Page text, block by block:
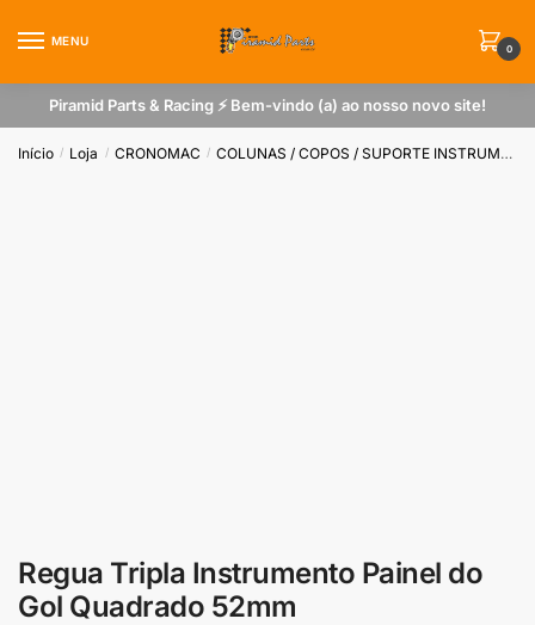
MENU
0
Piramid Parts & Racing ⚡ Bem-vindo (a) ao nosso novo site!
Início / Loja / CRONOMAC / COLUNAS / COPOS / SUPORTE INSTRUMENTO
Regua Tripla Instrumento Painel do
Gol Quadrado 52mm